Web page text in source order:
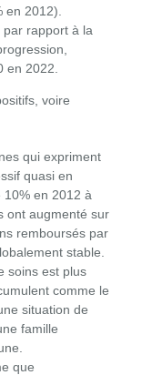
en 2012).
rapport à la
en 2022.
voire
qui expriment
quasi en
en 2012 à
ont augmenté sur
remboursés par
stable.
soins est plus
comme le
situation de
famille
que